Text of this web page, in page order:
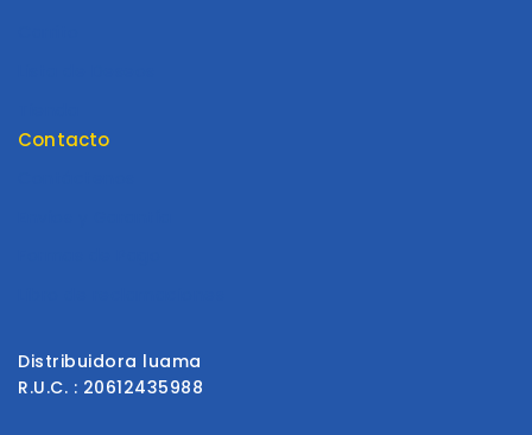
Contacto
Distribuidora luama
R.U.C. : 20612435988